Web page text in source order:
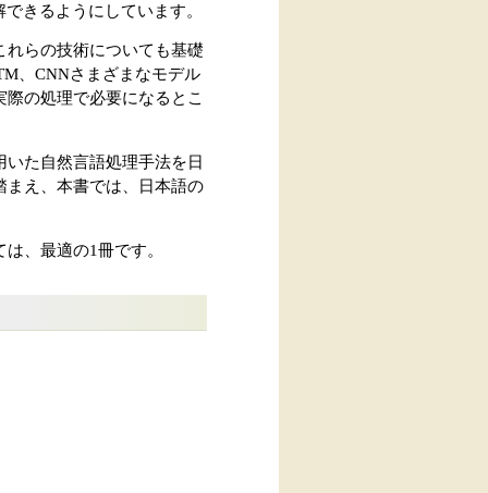
きるようにしています。
らの技術についても基礎
、CNNさまざまなモデル
の処理で必要になるとこ
た自然言語処理手法を日
まえ、本書では、日本語の
、最適の1冊です。